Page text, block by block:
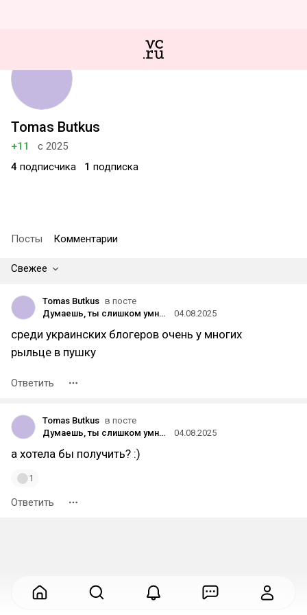
Tomas Butkus
+11
с 2025
4 подписчика 1 подписка
Посты Комментарии
Свежее
Tomas Butkus в посте
Думаешь, ты слишком умный? Гид по современным аферам
04.08.2025
среди украинских блогеров очень у многих
рыльце в пушку
Ответить
Tomas Butkus в посте
Думаешь, ты слишком умный? Гид по современным аферам
04.08.2025
а хотела бы получить? :)
1
Ответить